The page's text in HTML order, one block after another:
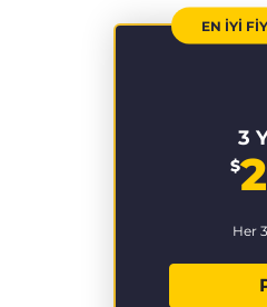
EN İYİ
3
$
Her